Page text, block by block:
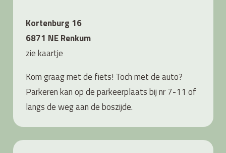
Kortenburg 16
6871 NE Renkum
ziekaartje
Kom graag met de fiets! Toch met de auto?
Parkeren kan op de parkeerplaats bij nr 7-11 of
langs de weg aan de boszijde.